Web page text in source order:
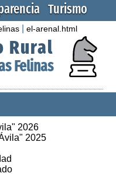
Turismo
|el-arenal.html
Rural
Felinas
2026
2025